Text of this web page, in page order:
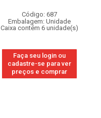
Código: 687
Embalagem: Unidade
Caixa contém 6 unidade(s)
Faça seu login ou
cadastre-se para ver
preços e comprar